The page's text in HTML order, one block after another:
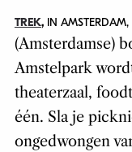
TREK, IN
(Amsterdamse)
Amstelpark
theaterzaal,
één. Sla je
ongedwongen